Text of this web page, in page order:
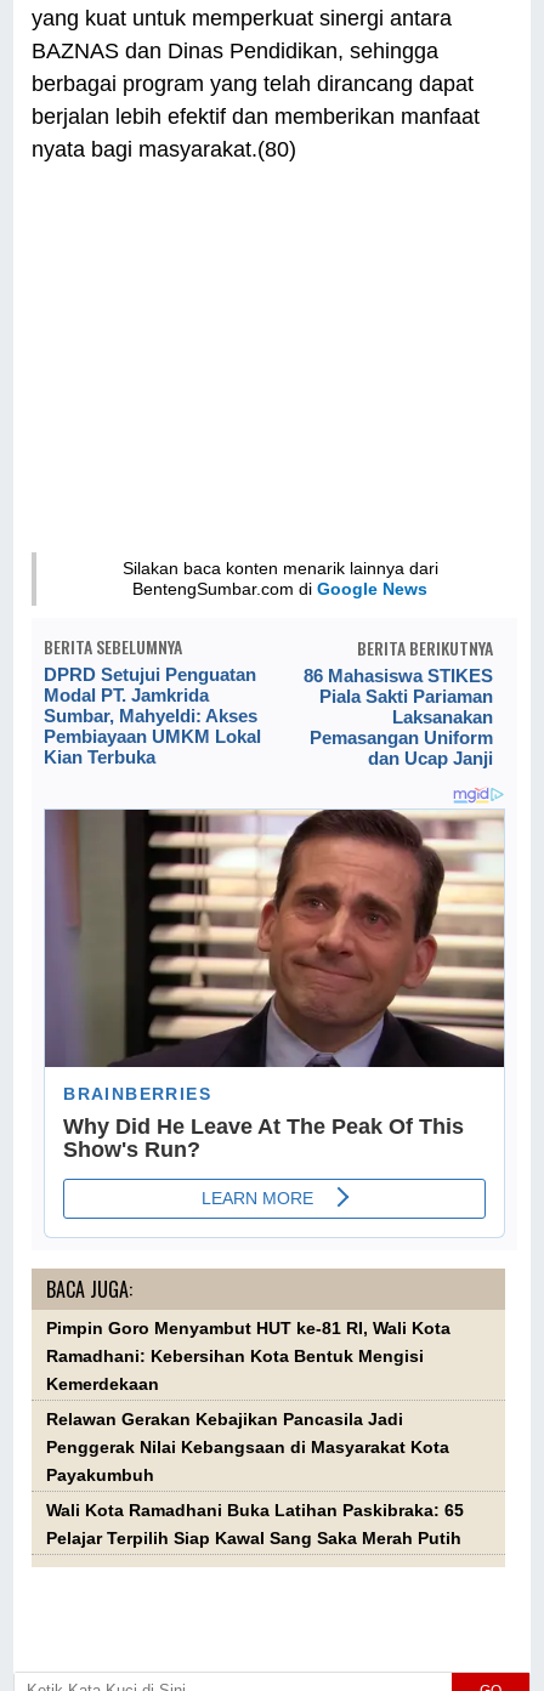
yang kuat untuk memperkuat sinergi antara
BAZNAS dan Dinas Pendidikan, sehingga
berbagai program yang telah dirancang dapat
berjalan lebih efektif dan memberikan manfaat
nyata bagi masyarakat.(80)
Silakan baca konten menarik lainnya dari
BentengSumbar.com diGoogle News
BERITA SEBELUMNYA
DPRD Setujui Penguatan
Modal PT. Jamkrida
Sumbar, Mahyeldi: Akses
Pembiayaan UMKM Lokal
Kian Terbuka
BERITA BERIKUTNYA
86 Mahasiswa STIKES
Piala Sakti Pariaman
Laksanakan
Pemasangan Uniform
dan Ucap Janji
BACA JUGA:
Pimpin Goro Menyambut HUT ke-81 RI, Wali Kota
Ramadhani: Kebersihan Kota Bentuk Mengisi
Kemerdekaan
Relawan Gerakan Kebajikan Pancasila Jadi
Penggerak Nilai Kebangsaan di Masyarakat Kota
Payakumbuh
Wali Kota Ramadhani Buka Latihan Paskibraka: 65
Pelajar Terpilih Siap Kawal Sang Saka Merah Putih